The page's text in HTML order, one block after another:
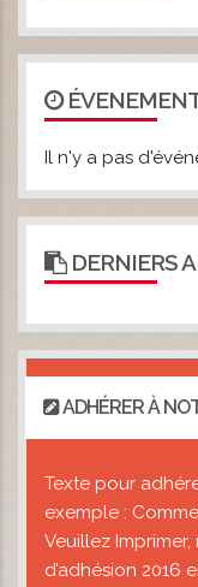
Il n'y a pas
DERNIERS
ADHÉRER À
Texte pour
exemple :
Veuillez
d’adhésion 2016